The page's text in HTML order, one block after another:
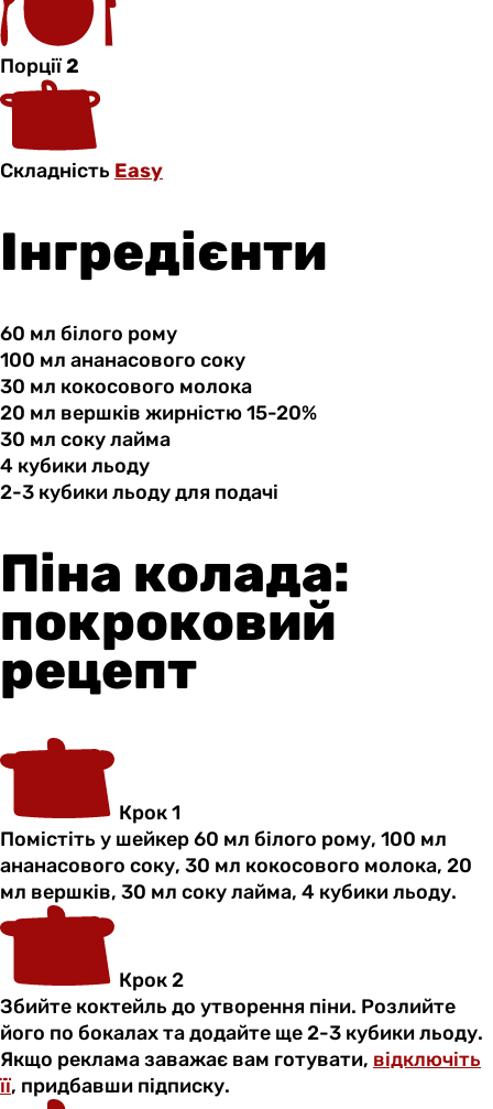
Порції2
Складність Easy
Інгредієнти
60 мл білого рому
100 мл ананасового соку
30 мл кокосового молока
20 мл вершків жирністю 15-20%
30 мл сокулайма
4 кубикильоду
2-3 кубикильодудля подачі
Піна колада:
покроковий
рецепт
Крок 1
Помістіть у шейкер 60 мл білого рому, 100 мл
ананасового соку, 30 мл кокосового молока, 20
мл вершків, 30 мл соку лайма, 4 кубики льоду.
Крок 2
Збийте коктейль до утворення піни. Розлийте
його по бокалах та додайте ще 2-3 кубики льоду.
Якщо реклама заважає вам готувати, відключіть
її, придбавши підписку.